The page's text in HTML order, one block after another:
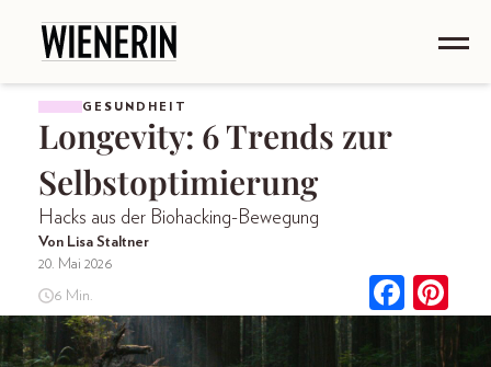
GESUNDHEIT
Longevity: 6 Trends zur
Selbstoptimierung
Hacks aus der Biohacking-Bewegung
Von Lisa Staltner
20. Mai 2026
6 Min.